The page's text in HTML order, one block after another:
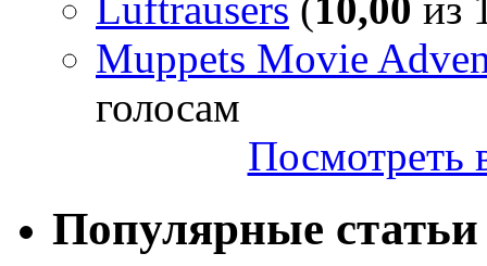
Muppets Movie
голосам
Посмотреть
Популярные статьи